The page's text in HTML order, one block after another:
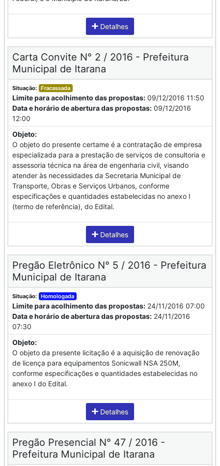
Detalhes
Carta Convite N° 2 / 2016 - Prefeitura
Municipal de Itarana
Situação: Fracassada
Limite para acolhimento das propostas: 09/12/2016 11:50
Data e horário de abertura das propostas: 09/12/2016
12:00
Objeto:
O objeto do presente certame é a contratação de empresa
especializada para a prestação de serviços de consultoria e
assessoria técnica na área de engenharia civil, visando
atender às necessidades da Secretaria Municipal de
Transporte, Obras e Serviços Urbanos, conforme
especificações e quantidades estabelecidas no anexo I
(termo de referência), do Edital.
Detalhes
Pregão Eletrônico N° 5 / 2016 - Prefeitura
Municipal de Itarana
Situação: Homologada
Limite para acolhimento das propostas: 24/11/2016 07:00
Data e horário de abertura das propostas: 24/11/2016
07:30
Objeto:
O objeto da presente licitação é a aquisição de renovação
de licença para equipamentos Sonicwall NSA 250M,
conforme especificações e quantidades estabelecidas no
anexo I do Edital.
Detalhes
Pregão Presencial N° 47 / 2016 -
Prefeitura Municipal de Itarana